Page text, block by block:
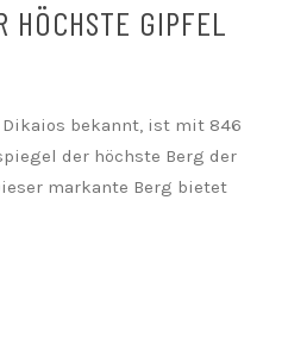
HÖCHSTE GIPFEL
Dikaios bekannt, ist mit 846
der höchste Berg der
markante Berg bietet